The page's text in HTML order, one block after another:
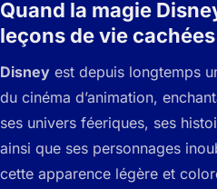
Quand la magie
leçons de vie cachées
Disney est depuis longtemps
du cinéma d’animation,
ses univers féeriques, ses
ainsi que ses personnages
cette apparence légère et